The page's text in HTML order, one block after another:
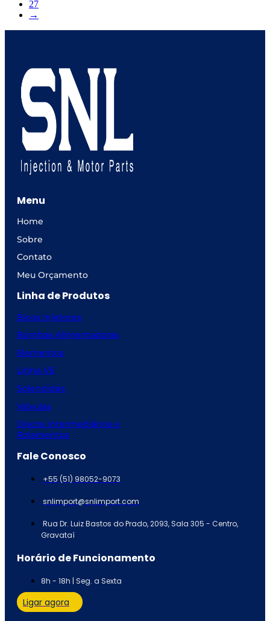
27
→
Menu
Home
Sobre
Contato
Meu Orçamento
Linha de Produtos
Bicos Injetores
Bombas Alimentadoras
Elementos
Linha VE
Solenóides
Válvulas
Discos intermediários e
Rolamentos
Fale Conosco
+55 (51) 98052-9073
snlimport@snlimport.com
Rua Dr. Luiz Bastos do Prado, 2093, Sala 305 - Centro,
Gravataí
Horário de Funcionamento
8h - 18h | Seg. a Sexta
Ligar agora